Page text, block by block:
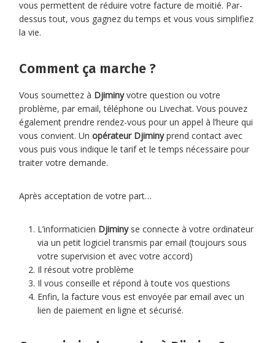
vous permettent de réduire votre facture de moitié. Par-
dessus tout, vous gagnez du temps et vous vous simplifiez
la vie.
Comment ça marche ?
Vous soumettez à Djiminyvotre question ou votre
problème, par email, téléphone ou Livechat. Vous pouvez
également prendre rendez-vous pour un appel à l’heure qui
vous convient. Unopérateur Djiminyprend contact avec
vous puis vous indique le tarif et le temps nécessaire pour
traiter votre demande.
Après acceptation de votre part…
L’informaticien Djiminyse connecte à votre ordinateur
via un petit logiciel transmis par email (toujours sous
votre supervision et avec votre accord)
Il résout votre problème
Il vous conseille et répond à toute vos questions
Enfin, la facture vous est envoyée par email avec un
lien de paiement en ligne et sécurisé.